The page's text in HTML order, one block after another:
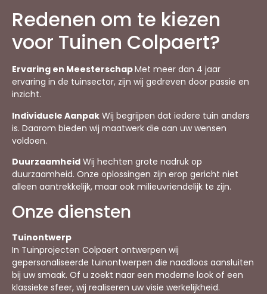
Redenen om te kiezen
voor Tuinen Colpaert?
Ervaring en MeesterschapMet meer dan 4 jaar
ervaring in de tuinsector, zijn wij gedreven door passie en
inzicht.
Individuele Aanpak Wij begrijpen dat iedere tuin anders
is. Daarom bieden wij maatwerk die aan uw wensen
voldoen.
Duurzaamheid Wij hechten grote nadruk op
duurzaamheid. Onze oplossingen zijn erop gericht niet
alleen aantrekkelijk, maar ook milieuvriendelijk te zijn.
Onze diensten
Tuinontwerp
In Tuinprojecten Colpaert ontwerpen wij
gepersonaliseerde tuinontwerpen die naadloos aansluiten
bij uw smaak. Of u zoekt naar een moderne look of een
klassieke sfeer, wij realiseren uw visie werkelijkheid.